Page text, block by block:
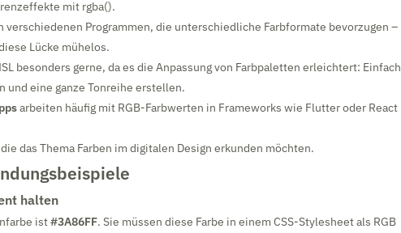
mit rgba().
verschiedenen Programmen, die unterschiedliche Farbformate bevorzugen –
Lücke mühelos.
besonders gerne, da es die Anpassung von Farbpaletten erleichtert: Einfach
und eine ganze Tonreihe erstellen.
arbeiten häufig mit RGB-Farbwerten in Frameworks wie Flutter oder React
das Thema Farben im digitalen Design erkunden möchten.
halten
ist#3A86FF. Sie müssen diese Farbe in einem CSS-Stylesheet als RGB